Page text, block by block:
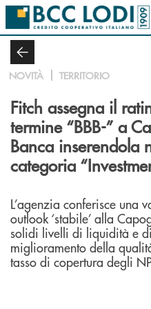
Salta al contenuto principale
NOVITÀ TERRITORIO
Fitch assegna il
termine “BBB-” a
Banca inserendola
categoria
L’agenzia conferisce una
outlook ‘stabile’ alla
solidi livelli di liquidità e
miglioramento della
tasso di copertura degli